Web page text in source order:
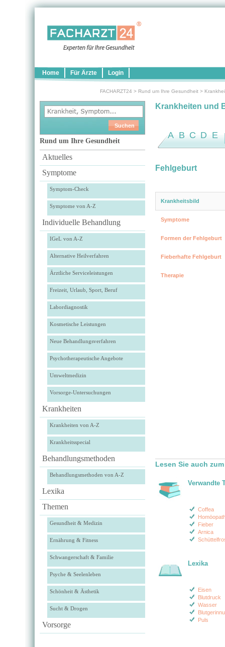
Home Für Ärzte Login
FACHARZT24 > Rund um Ihre Gesundheit >
Rund um Ihre Gesundheit
Aktuelles
Symptome
Symptom-Check
Symptome von A-Z
Individuelle Behandlung
IGeL von A-Z
Alternative Heilverfahren
Ärztliche Serviceleistungen
Freizeit, Urlaub, Sport, Beruf
Labordiagnostik
Kosmetische Leistungen
Neue Behandlungsverfahren
Psychotherapeutische Angebote
Umweltmedizin
Vorsorge-Untersuchungen
Krankheiten
Krankheiten von A-Z
Krankheitsspecial
Behandlungsmethoden
Behandlungsmethoden von A-Z
Lexika
Themen
Gesundheit & Medizin
Ernährung & Fitness
Schwangerschaft & Familie
Psyche & Seelenleben
Schönheit & Ästhetik
Sucht & Drogen
Vorsorge
Krankheiten und
A B C D E
Fehlgeburt
Krankheitsbild
Symptome
Formen der Fehlgeburt
Fieberhafte Fehlgeburt
Therapie
Lesen Sie auch
Verwandte
Coffea
Fieber
Arnica
Lexika
Eisen
Blutdruck
Wasser
Puls